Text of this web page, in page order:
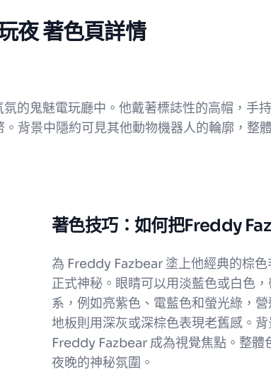
夜 著色頁詳情
的鬼魅電玩廳中。他戴著標誌性的高帽，手
背景中隱約可見其他動物機器人的輪廓，整
著色技巧：如何把Freddy
為 Freddy Fazbear 塗上他經典的棕
正式神秘。眼睛可以用淡藍色或白色
系，例如亮紫色、電藍色和螢光綠，
地板則用深灰或深棕色表現老舊感。
Freddy Fazbear 成為視覺焦點。整體
夜晚的神秘氛圍。